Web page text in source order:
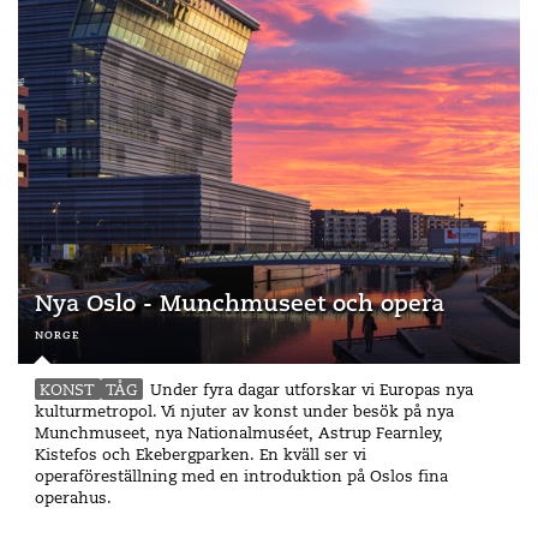
Nya Oslo - Munchmuseet och opera
norge
KONST TÅG
Under fyra dagar utforskar vi Europas nya
kulturmetropol. Vi njuter av konst under besök på nya
Munchmuseet, nya Nationalmuséet, Astrup Fearnley,
Kistefos och Ekebergparken. En kväll ser vi
operaföreställning med en introduktion på Oslos fina
operahus.